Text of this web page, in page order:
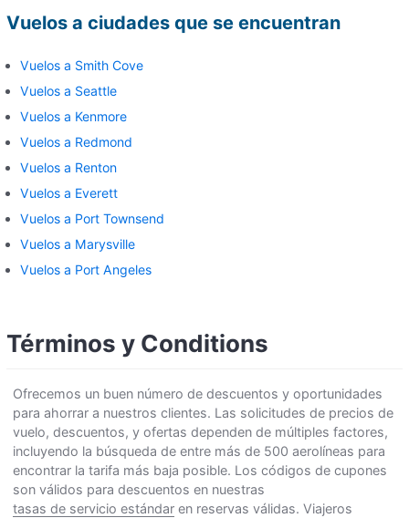
Vuelos a ciudades que se encuentran
Vuelos a Smith Cove
Vuelos a Seattle
Vuelos a Kenmore
Vuelos a Redmond
Vuelos a Renton
Vuelos a Everett
Vuelos a Port Townsend
Vuelos a Marysville
Vuelos a Port Angeles
Términos y Conditions
Ofrecemos un buen número de descuentos y oportunidades
para ahorrar a nuestros clientes. Las solicitudes de precios de
vuelo, descuentos, y ofertas dependen de múltiples factores,
incluyendo la búsqueda de entre más de 500 aerolíneas para
encontrar la tarifa más baja posible. Los códigos de cupones
son válidos para descuentos en nuestras
tasas de servicio estándar en reservas válidas. Viajeros